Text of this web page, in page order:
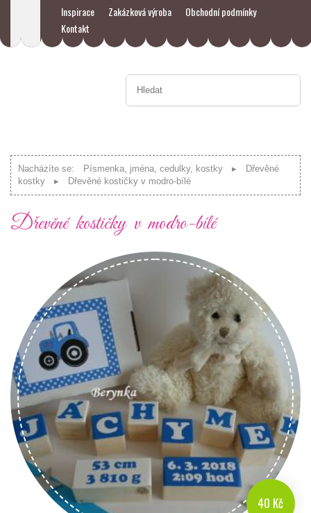
Inspirace Zakázková výroba
Obchodní podmínky
Kontakt
Nacházíte se: Písmenka, jména, cedulky, kostky
Dřevěné
kostky
Dřevěné kostičky v modro-bílé
Dřevěné kostičky v modro-bílé
40 Kč